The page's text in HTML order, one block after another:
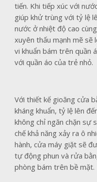
tiến. Khi tiếp xúc với
giúp khử trùng với tỷ lệ
nước ở nhiệt độ cao
xuyên thấu mạnh mẽ sẽ
vi khuẩn bám trên quần
với quần áo của trẻ nhỏ.
Với thiết kế gioăng cửa
kháng khuẩn, tỷ lệ lên
không chỉ ngăn chặn sự
chế khả năng xảy ra ô
hành, cửa máy giặt sẽ
tự động phun và rửa
phòng bám trên bề mặt.